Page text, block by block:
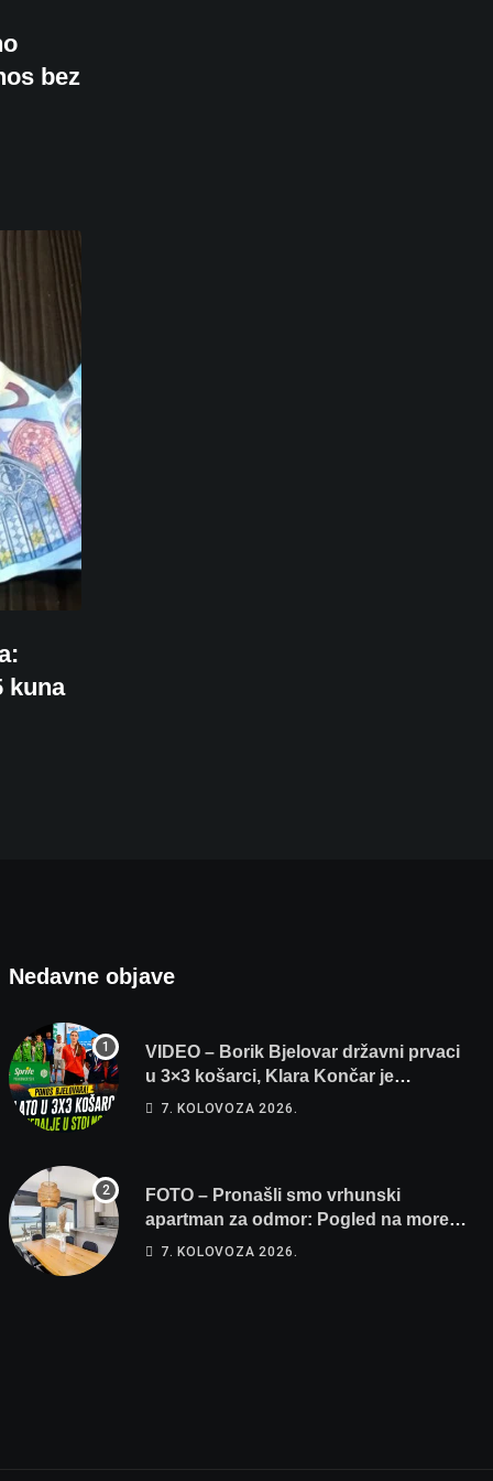
bez
kuna
Nedavne objave
VIDEO – Borik Bjelovar državni prvaci
u 3×3 košarci, Klara Končar je
prvakinja Hrvatske u stolnom tenisu!
7. KOLOVOZA 2026.
FOTO – Pronašli smo vrhunski
apartman za odmor: Pogled na more,
tri spavaće sobe i terasa koja osvaja
7. KOLOVOZA 2026.